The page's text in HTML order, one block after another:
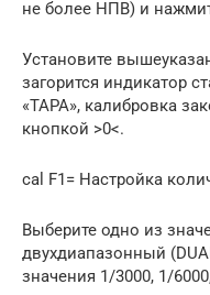
не более НПВ) и
Установите
загорится индикатор
«ТАРА», калибровка
кнопкой >0<.
cal F1= Настройка
Выберите одно из
двухдиапазонный
значения 1/3000, 1/